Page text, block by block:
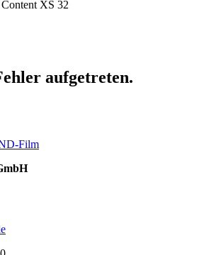
aufgetreten.
Film